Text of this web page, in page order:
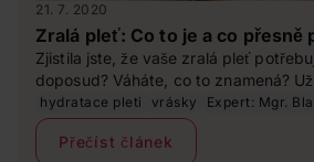
21. 7. 2020
Zralá pleť: Co to je a co přesně
Zjistila jste, že vaše zralá pleť
doposud? Váháte, co to znamená?
vlastně pozná zralá pleť a jakou péči
jsme pro vás zjistili.
hydratace pleti vrásky Expert: Mgr.
Přečíst článek